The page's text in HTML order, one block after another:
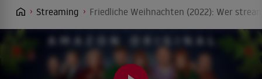
Streaming Friedliche Weihnachten (2022): Wer